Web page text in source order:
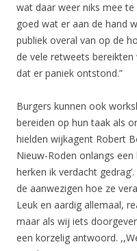
wat daar weer niks mee
goed wat er aan de hand
publiek overal van op de
de vele retweets
dat er paniek ontstond.”
Burgers kunnen ook
bereiden op hun taak als
hielden wijkagent Robert
Nieuw-Roden onlangs
herken ik verdacht
de aanwezigen hoe ze
Leuk en aardig allemaal,
maar als wij iets
een korzelig antwoord.